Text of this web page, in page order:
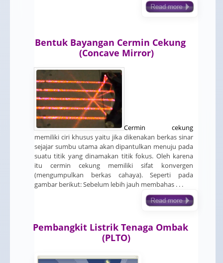
Bentuk Bayangan Cermin Cekung
(Concave Mirror)
Cermin cekung
memiliki ciri khusus yaitu jika dikenakan berkas sinar
sejajar sumbu utama akan dipantulkan menuju pada
suatu titik yang dinamakan titik fokus. Oleh karena
itu cermin cekung memiliki sifat konvergen
(mengumpulkan berkas cahaya). Seperti pada
gambar berikut: Sebelum lebih jauh membahas . . .
Pembangkit Listrik Tenaga Ombak
(PLTO)